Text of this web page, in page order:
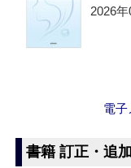
2026
電子
書籍 訂正・追